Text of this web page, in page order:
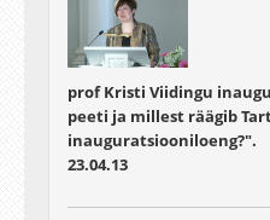
prof Kristi Viidingu
peeti ja millest räägib
inauguratsiooniloeng?".
23.04.13